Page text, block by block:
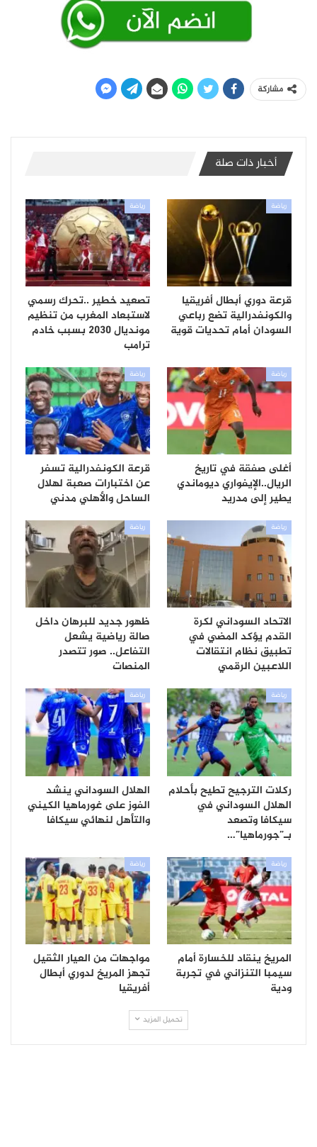
مشاركة
أخبار ذات صلة
رياضة
قرعة دوري أبطال أفريقيا
والكونفدرالية تضع رباعي
السودان أمام تحديات قوية
رياضة
تصعيد خطير ..تحرك رسمي
لاستبعاد المغرب من تنظيم
مونديال 2030 بسبب خادم
ترامب
رياضة
أغلى صفقة في تاريخ
الريال..الإيفواري ديوماندي
يطير إلى مدريد
رياضة
قرعة الكونفدرالية تسفر
عن اختبارات صعبة لهلال
الساحل والأهلي مدني
رياضة
الاتحاد السوداني لكرة
القدم يؤكد المضي في
تطبيق نظام انتقالات
اللاعبين الرقمي
رياضة
ظهور جديد للبرهان داخل
صالة رياضية يشعل
التفاعل.. صور تتصدر
المنصات
رياضة
ركلات الترجيح تطيح بأحلام
الهلال السوداني في
سيكافا وتصعد
بـ”جورماهيا”…
رياضة
الهلال السوداني ينشد
الفوز على غورماهيا الكيني
والتأهل لنهائي سيكافا
رياضة
المريخ ينقاد للخسارة أمام
سيمبا التنزاني في تجربة
ودية
رياضة
مواجهات من العيار الثقيل
تجهز المريخ لدوري أبطال
أفريقيا
تحميل المزيد